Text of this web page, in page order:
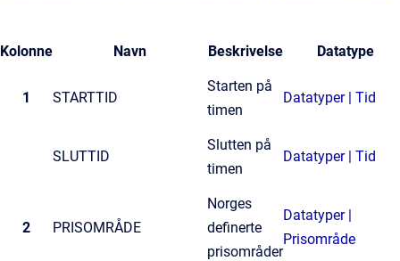
Kolonne Navn Beskrivelse Datatype
1 STARTTID
Starten på
timen
Datatyper | Tid
SLUTTID
Slutten på
timen
Datatyper | Tid
2 PRISOMRÅDE
Norges
definerte
prisområder
Datatyper |
Prisområde